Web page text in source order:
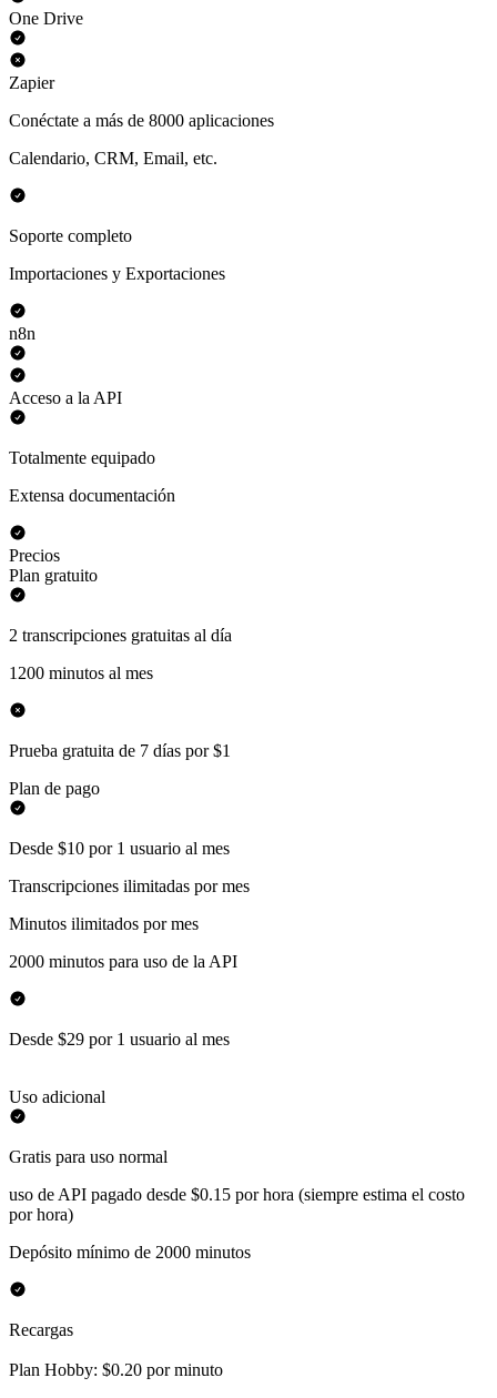
One Drive
Zapier
Conéctate a más de 8000 aplicaciones
Calendario, CRM, Email, etc.
Soporte completo
Importaciones y Exportaciones
n8n
Acceso a la API
Totalmente equipado
Extensa documentación
Precios
Plan gratuito
2 transcripciones gratuitas al día
1200 minutos al mes
Prueba gratuita de 7 días por $1
Plan de pago
Desde $10 por 1 usuario al mes
Transcripciones ilimitadas por mes
Minutos ilimitados por mes
2000 minutos para uso de la API
Desde $29 por 1 usuario al mes
Uso adicional
Gratis para uso normal
uso de API pagado desde $0.15 por hora (siempre estima el costo
por hora)
Depósito mínimo de 2000 minutos
Recargas
Plan Hobby: $0.20 por minuto